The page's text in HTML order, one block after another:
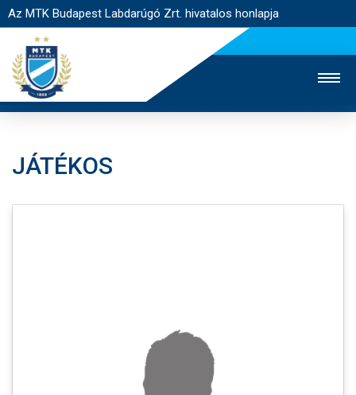
Az MTK Budapest Labdarúgó Zrt. hivatalos honlapja
CSAPATOK
MÉRKŐZÉSEK
JÁTÉKOS